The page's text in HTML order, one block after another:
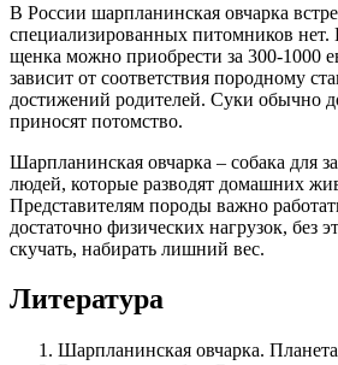
В России шарпланинская овчарка
специализированных питомников
щенка можно приобрести за 300-1000
зависит от соответствия породному
достижений родителей. Суки обычно
приносят потомство.
Шарпланинская овчарка – собака для
людей, которые разводят домашних
Представителям породы важно
достаточно физических нагрузок, без
скучать, набирать лишний вес.
Литература
Шарпланинская овчарка.